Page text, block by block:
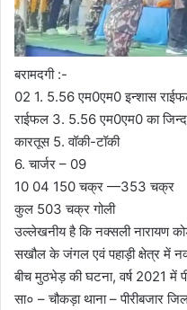
बरामदगी :-
02 1. 5.56 एम0एम0 इन्शास
राईफल 3. 5.56 एम0एम0 का
कारतूस 5. वॉकी-टॉकी
6. चार्जर – 09
10 04 150 चक्र —353 चक्र
कुल 503 चक्र गोली
उल्लेखनीय है कि नक्सली नारायण
सखौल के जंगल एवं पहाड़ी क्षेत्र में
बीच मुठभेड़ की घटना, वर्ष 2021 में
सा० – चौकड़ा थाना – पीरीबजार